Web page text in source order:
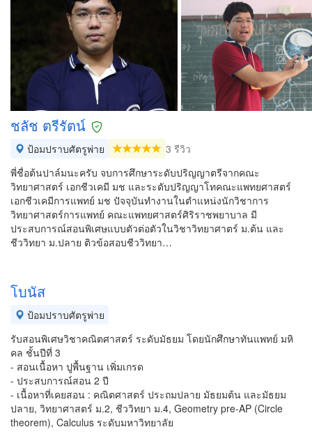
ชลัช ตรีรัตน์
ป้อมปราบศัตรูพ่าย
3 รีวิว
พี่ชื่อต้นปาล์มนะครับ จบการศึกษาระดับปริญญาตรีจากคณะ
วิทยาศาสตร์ เอกชีวเคมี มช และระดับปริญญาโทคณะแพทยศาสตร์
เอกชีวเคมีการแพทย์ มช ปัจจุบันทำงานในตำแหน่งนักวิชาการ
วิทยาศาสตร์การแพทย์ คณะแพทยศาสตร์ศิริราชพยาบาล มี
ประสบการณ์สอนพิเศษแบบตัวต่อตัวในวิชาวิทยาศาตร์ ม.ต้น และ
ชีววิทยา ม.ปลาย ติวข้อสอบชีววิทยา…
โบนัส
ป้อมปราบศัตรูพ่าย
รับสอนพิเศษวิชาคณิตศาสตร์ ระดับมัธยม โดยนักศึกษาทันแพทย์ มหิ
คล ชั้นปีที่ 3
- สอนเนื้อหา ปูพื้นฐาน เพิ่มเกรด
- ประสบการณ์สอน 2 ปี
- เนื้อหาที่เคยสอน : คณิตศาสตร์ ประถมปลาย มัธยมต้น และมัธยม
ปลาย, วิทยาศาสตร์ ม.2, ชีววิทยา ม.4, Geometry pre-AP (Circle
theorem), Calculus ระดับมหาวิทยาลัย